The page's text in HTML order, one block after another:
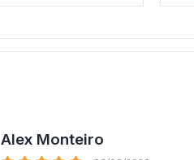
Alex Monteiro